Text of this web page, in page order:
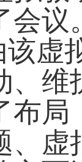
会议
虚
、
布
、虚